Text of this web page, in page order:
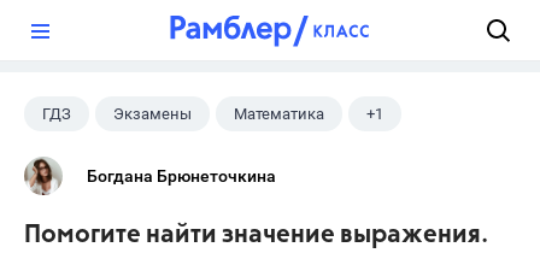
ГДЗ Экзамены Математика +1
Ященко И.В.
Богдана Брюнеточкина
Помогите найти значение выражения.